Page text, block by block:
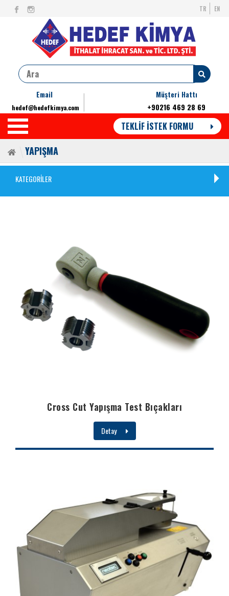
TR EN
Müşteri Hattı
+90216 469 28 69
Email
hedef@hedefkimya.com
TEKLİF İSTEK FORMU
YAPIŞMA
KATEGORİLER
Cross Cut Yapışma Test Bıçakları
Detay